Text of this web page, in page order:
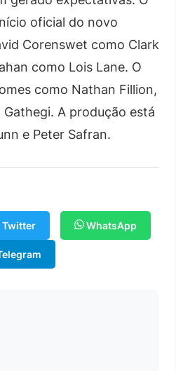
oficial do novo
Corenswet como Clark
como Lois Lane. O
como Nathan Fillion,
Gathegi. A produção está
e Peter Safran.
Twitter WhatsApp